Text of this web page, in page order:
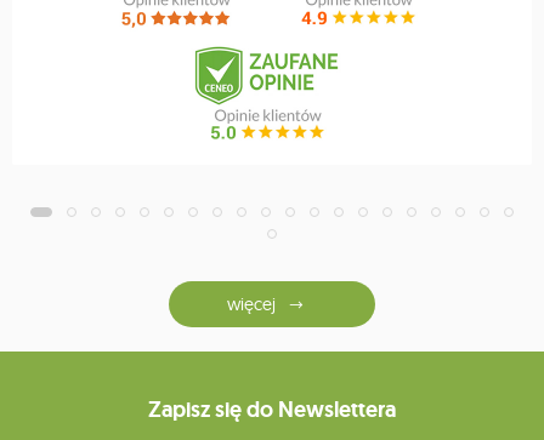
więcej
Zapisz się do Newslettera